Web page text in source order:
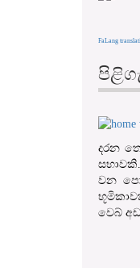
FaLang
දරන
වන
වෙබ්